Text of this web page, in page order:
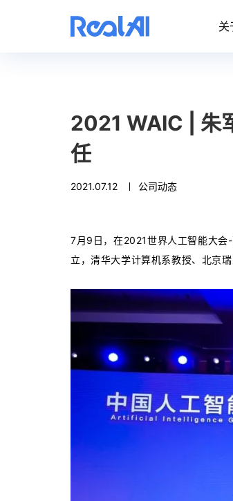
关
2021 WAIC | 朱
任
2021.07.12 公司动态
7月9日，在2021世界人工智能大会
立，清华大学计算机系教授、北京